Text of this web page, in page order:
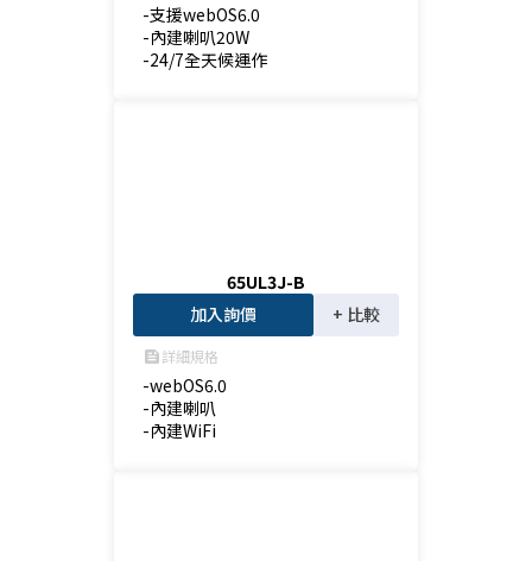
-支援webOS6.0
-內建喇叭20W
-24/7全天候運作
65UL3J-B
加入詢價
+ 比較
feed詳細規格
-webOS6.0
-內建喇叭
-內建WiFi